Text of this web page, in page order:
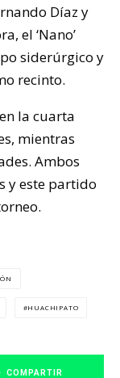
Díaz y
el ‘Nano’
siderúrgico y
recinto.
la cuarta
mientras
Ambos
y este partido
HUACHIPATO
COMPARTIR